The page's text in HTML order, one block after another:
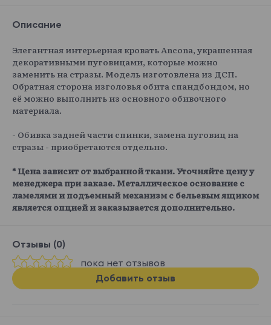
Описание
Элегантная интерьерная кровать Ancona, украшенная
декоративными пуговицами, которые можно
заменить на стразы. Модель изготовлена из ДСП.
Обратная сторона изголовья обита спандбондом, но
её можно выполнить из основного обивочного
материала.
- Обивка задней части спинки, замена пуговиц на
стразы - приобретаются отдельно.
* Цена зависит от выбранной ткани. Уточняйте цену у
менеджера при заказе. Металлическое основание с
ламелями и подъемный механизм с бельевым ящиком
является опцией и заказывается дополнительно.
Отзывы (0)
пока нет отзывов
Добавить отзыв